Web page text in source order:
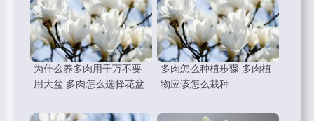
为什么养多肉用千万不要
用大盆 多肉怎么选择花盆
多肉怎么种植步骤 多肉植
物应该怎么栽种